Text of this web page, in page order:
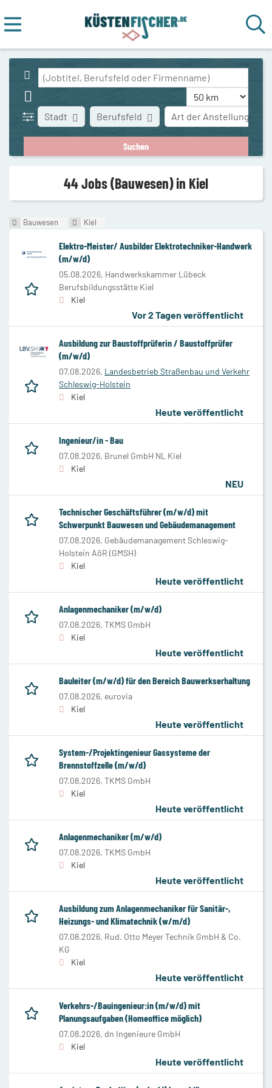
Stadt Art der Anstellung
Berufsfeld
44 Jobs (Bauwesen) in Kiel
Bauwesen Kiel
Elektro-Meister/ Ausbilder Elektrotechniker-Handwerk
(m/w/d)
05.08.2026, Handwerkskammer Lübeck
Berufsbildungsstätte Kiel
Kiel
Vor 2 Tagen veröffentlicht
Ausbildung zur Baustoffprüferin / Baustoffprüfer
(m/w/d)
07.08.2026, Landesbetrieb Straßenbau und Verkehr
Schleswig-Holstein
Kiel
Heute veröffentlicht
Ingenieur/in - Bau
07.08.2026, Brunel GmbH NL Kiel
Kiel
NEU
Technischer Geschäftsführer (m/w/d) mit
Schwerpunkt Bauwesen und Gebäudemanagement
07.08.2026, Gebäudemanagement Schleswig-
Holstein AöR (GMSH)
Kiel
Heute veröffentlicht
Anlagenmechaniker (m/w/d)
07.08.2026, TKMS GmbH
Kiel
Heute veröffentlicht
Bauleiter (m/w/d) für den Bereich Bauwerkserhaltung
07.08.2026, eurovia
Kiel
Heute veröffentlicht
System-/Projektingenieur Gassysteme der
Brennstoffzelle (m/w/d)
07.08.2026, TKMS GmbH
Kiel
Heute veröffentlicht
Anlagenmechaniker (m/w/d)
07.08.2026, TKMS GmbH
Kiel
Heute veröffentlicht
Ausbildung zum Anlagenmechaniker für Sanitär-,
Heizungs- und Klimatechnik (w/m/d)
07.08.2026, Rud. Otto Meyer Technik GmbH & Co.
KG
Kiel
Heute veröffentlicht
Verkehrs-/Bauingenieur:in (m/w/d) mit
Planungsaufgaben (Homeoffice möglich)
07.08.2026, dn Ingenieure GmbH
Kiel
Heute veröffentlicht